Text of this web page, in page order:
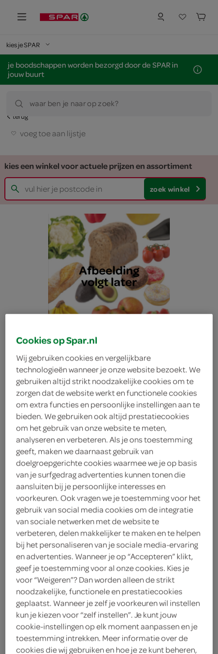
kies je SPAR
je boodschappen worden bezorgd door de SPAR in
jouw buurt
waar ben je naar op zoek?
terug
voeg toe aan lijstje
kies een winkel voor actuele prijzen en assortiment
zoek winkel
Lokale Bakker polder
grijn
Lokale Bakker
4.
28
1 Stuks
Let op: aanbiedingen zijn niet zichtbaar bij de
producten, maar worden wél automatisch
verwerkt in de winkelmand.
Cookies op Spar.nl
Wij gebruiken cookies en vergelijkbare
technologieën wanneer je onze website bezoekt. We
gebruiken altijd strikt noodzakelijke cookies om te
zorgen dat de website werkt en functionele cookies
om extra functies en persoonlijke instellingen aan te
bieden. We gebruiken ook altijd prestatiecookies
om het gebruik van onze website te meten,
analyseren en verbeteren. Als je ons toestemming
geeft, maken we daarnaast gebruik van
doelgroepgerichte cookies waarmee we je op basis
van je surfgedrag advertenties kunnen tonen die
aansluiten bij je persoonlijke interesses en
voorkeuren. Ook vragen we je toestemming voor het
gebruik van social media cookies om de integratie
van sociale netwerken met de website te
verbeteren, delen makkelijker te maken en te helpen
bij het personaliseren van je sociale media-ervaring
en advertenties. Wanneer je op “Accepteren” klikt,
geef je toestemming voor al onze cookies. Kies je
voor “Weigeren”? Dan worden alleen de strikt
noodzakelijke, functionele en prestatiecookies
geplaatst. Wanneer je zelf je voorkeuren wil instellen
kun je kiezen voor “zelf instellen”. Je kunt jouw
cookie-instellingen op elk moment aanpassen en je
toestemming intrekken. Meer informatie over de
cookies die wij gebruiken en hoe je ze kunt beheren,